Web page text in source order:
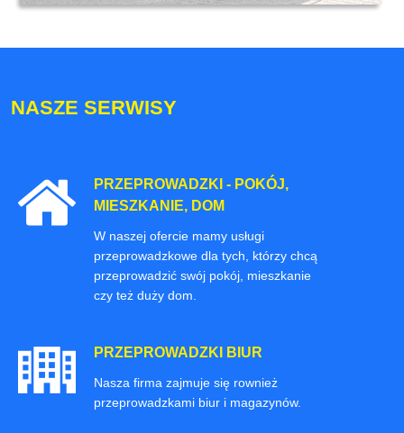
NASZE SERWISY
PRZEPROWADZKI - POKÓJ,
MIESZKANIE, DOM
W naszej ofercie mamy usługi
przeprowadzkowe dla tych, którzy chcą
przeprowadzić swój pokój, mieszkanie
czy też duży dom.
PRZEPROWADZKI BIUR
Nasza firma zajmuje się rownież
przeprowadzkami biur i magazynów.